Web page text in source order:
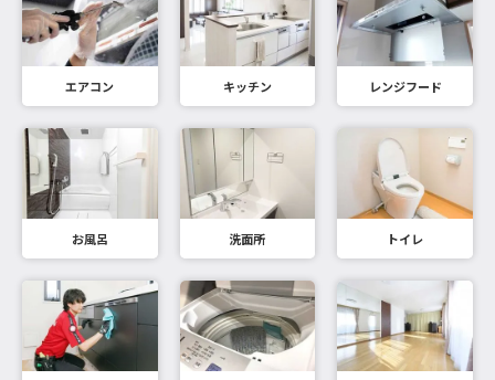
エアコン キッチン レンジフード
お風呂 洗面所 トイレ